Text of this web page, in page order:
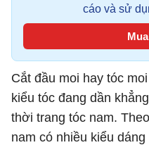
cáo và sử
Cắt đầu moi hay tóc
kiểu tóc đang dần
thời trang tóc nam.
nam có nhiều kiểu